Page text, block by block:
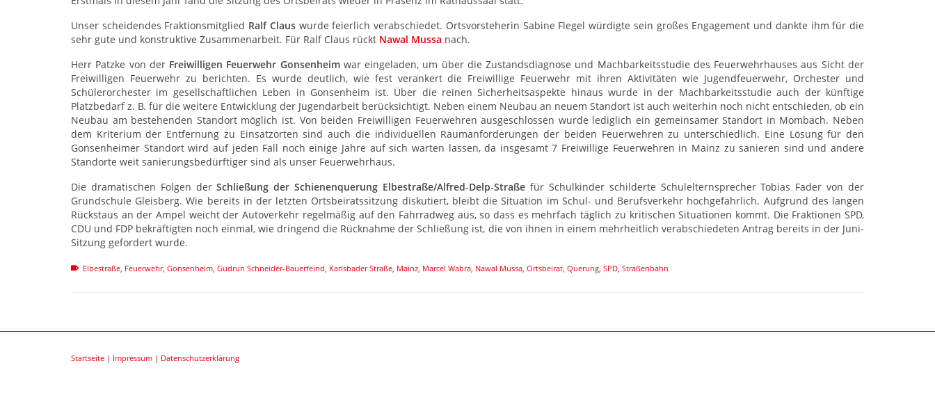
Unser scheidendes Fraktionsmitglied Ralf Clauswurde feierlich verabschiedet. Ortsvorsteherin Sabine Flegel würdigte sein großes Engagement und dankte ihm für die
sehr gute und konstruktive Zusammenarbeit. Für Ralf Claus rückt Nawal Mussa nach.
Herr Patzke von derFreiwilligen Feuerwehr Gonsenheimwar eingeladen, um über die Zustandsdiagnose und Machbarkeitsstudie des Feuerwehrhauses aus Sicht der
Freiwilligen Feuerwehr zu berichten. Es wurde deutlich, wie fest verankert die Freiwillige Feuerwehr mit ihren Aktivitäten wie Jugendfeuerwehr, Orchester und
Schülerorchester im gesellschaftlichen Leben in Gonsenheim ist. Über die reinen Sicherheitsaspekte hinaus wurde in der Machbarkeitsstudie auch der künftige
Platzbedarf z. B. für die weitere Entwicklung der Jugendarbeit berücksichtigt. Neben einem Neubau an neuem Standort ist auch weiterhin noch nicht entschieden, ob ein
Neubau am bestehenden Standort möglich ist. Von beiden Freiwilligen Feuerwehren ausgeschlossen wurde lediglich ein gemeinsamer Standort in Mombach. Neben
dem Kriterium der Entfernung zu Einsatzorten sind auch die individuellen Raumanforderungen der beiden Feuerwehren zu unterschiedlich. Eine Lösung für den
Gonsenheimer Standort wird auf jeden Fall noch einige Jahre auf sich warten lassen, da insgesamt 7 Freiwillige Feuerwehren in Mainz zu sanieren sind und andere
Standorte weit sanierungsbedürftiger sind als unser Feuerwehrhaus.
Die dramatischen Folgen derSchließung der Schienenquerung Elbestraße/Alfred-Delp-Straße für Schulkinder schilderte Schulelternsprecher Tobias Fader von der
Grundschule Gleisberg. Wie bereits in der letzten Ortsbeiratssitzung diskutiert, bleibt die Situation im Schul- und Berufsverkehr hochgefährlich. Aufgrund des langen
Rückstaus an der Ampel weicht der Autoverkehr regelmäßig auf den Fahrradweg aus, so dass es mehrfach täglich zu kritischen Situationen kommt. Die Fraktionen SPD,
CDU und FDP bekräftigten noch einmal, wie dringend die Rücknahme der Schließung ist, die von ihnen in einem mehrheitlich verabschiedeten Antrag bereits in der Juni-
Sitzung gefordert wurde.
Elbestraße Feuerwehr, Gonsenheim Gudrun Schneider-Bauerfeind Karlsbader Straße Mainz Marcel Wabra Nawal Mussa Ortsbeirat Querung SPD Straßenbahn
Startseite | Impressum | Datenschutzerklärung